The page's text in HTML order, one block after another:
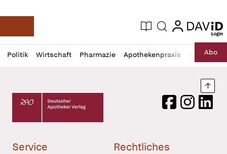
Deutsche Apotheker Zeitung
Aktuelle Ausgabe
Suche login
login
Politik Wirtschaft Pharmazie Apothekenpraxis RechtAbo
Profil
öffnen
Daz
Pur
Deutscher Apotheker Verlag Logo
FacebookInstagram
Service Rechtliches